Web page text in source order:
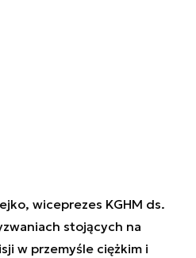
wiceprezes KGHM ds.
stojących na
w przemyśle ciężkim i